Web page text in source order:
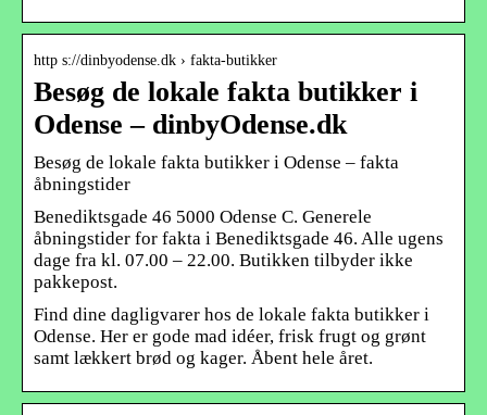
http s://dinbyodense.dk › fakta-butikker
Besøg de lokale fakta butikker i
Odense – dinbyOdense.dk
Besøg de lokale fakta butikker i Odense – fakta
åbningstider
Benediktsgade 46 5000 Odense C. Generele
åbningstider for fakta i Benediktsgade 46. Alle ugens
dage fra kl. 07.00 – 22.00. Butikken tilbyder ikke
pakkepost.
Find dine dagligvarer hos de lokale fakta butikker i
Odense. Her er gode mad idéer, frisk frugt og grønt
samt lækkert brød og kager. Åbent hele året.